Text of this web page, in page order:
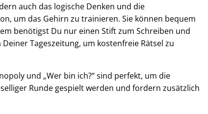
auch das logische Denken und die
um das Gehirn zu trainieren. Sie können bequem
benötigst Du nur einen Stift zum Schreiben und
Tageszeitung, um kostenfreie Rätsel zu
und „Wer bin ich?“ sind perfekt, um die
Runde gespielt werden und fordern zusätzlich